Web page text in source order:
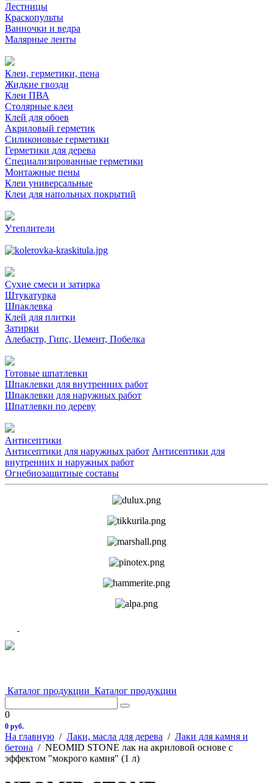
Лестницы
Краскопульты
Ванночки и ведра
Малярные ленты
Клеи, герметики, пена
Жидкие гвозди
Клеи ПВА
Столярные клеи
Клей для обоев
Акриловый герметик
Силиконовые герметики
Герметики для дерева
Специализированные герметики
Монтажные пены
Клеи универсальные
Клеи для напольных покрытий
Утеплители
Сухие смеси и затирка
Штукатурка
Шпаклевка
Клей для плитки
Затирки
Алебастр, Гипс, Цемент, Побелка
Готовые шпатлевки
Шпаклевки для внутренних работ
Шпаклевки для наружных работ
Шпатлевки по дереву
Антисептики
Антисептики для наружных работ Антисептики для
внутренних и наружных работ
Огнебиозащитные составы
Каталог продукции Каталог продукции
0
0 руб.
На главную / Лаки, масла для дерева / Лаки для камня и
бетона / NEOMID STONE лак на акриловой основе с
эффектом "мокрого камня" (1 л)